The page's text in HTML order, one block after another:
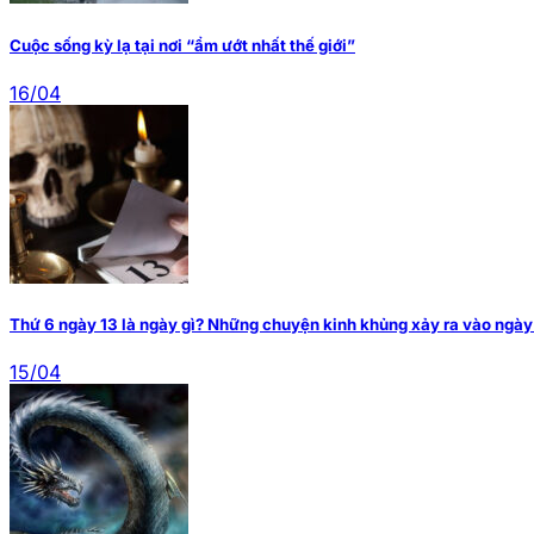
Cuộc sống kỳ lạ tại nơi “ẩm ướt nhất thế giới”
16/04
Thứ 6 ngày 13 là ngày gì? Những chuyện kinh khủng xảy ra vào
15/04